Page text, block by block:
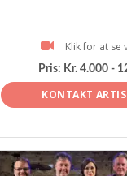
Klik for at se
Pris: Kr. 4.000 -
KONTAKT